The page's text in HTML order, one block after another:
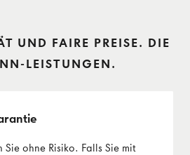
UND FAIRE PREISE. DIE
LEISTUNGEN.
Sie ohne Risiko. Falls Sie mit